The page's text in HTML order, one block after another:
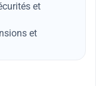
et
et